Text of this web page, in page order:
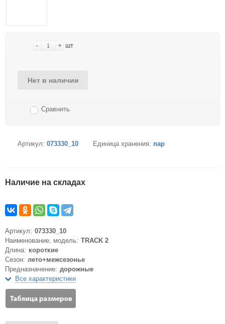
- + шт
Нет в наличии
Сравнить
Артикул: 073330_10 Единица хранения: пар
Наличие на складах
Артикул: 073330_10
Наименование, модель: TRACK 2
Длина: короткие
Сезон: лето+межсезонье
Предназначение: дорожные
Все характеристики